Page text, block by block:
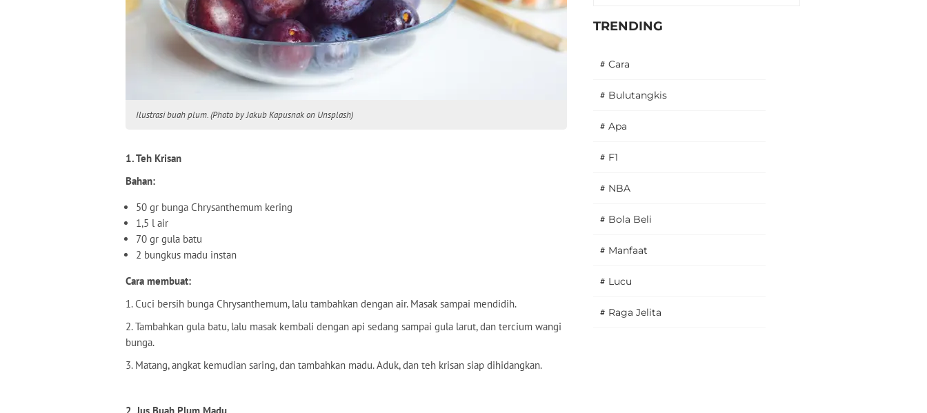
Ilustrasi buah plum. (Photo by Jakub Kapusnak on Unsplash)
1. Teh Krisan
Bahan:
50 gr bunga Chrysanthemum kering
1,5 l air
70 gr gula batu
2 bungkus madu instan
Cara membuat:
1. Cuci bersih bunga Chrysanthemum, lalu tambahkan dengan air. Masak sampai mendidih.
2. Tambahkan gula batu, lalu masak kembali dengan api sedang sampai gula larut, dan tercium wangi
bunga.
3. Matang, angkat kemudian saring, dan tambahkan madu. Aduk, dan teh krisan siap dihidangkan.
TRENDING
# Cara
# Bulutangkis
# Apa
# F1
# NBA
# Bola Beli
# Manfaat
# Lucu
# Raga Jelita